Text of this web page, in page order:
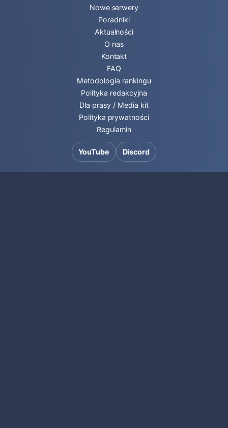
Nowe serwery
Poradniki
Aktualności
O nas
Kontakt
FAQ
Metodologia rankingu
Polityka redakcyjna
Dla prasy / Media kit
Polityka prywatności
Regulamin
YouTube Discord